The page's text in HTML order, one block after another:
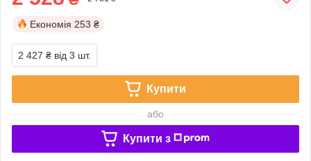
Економія 253 ₴
2 427 ₴ від 3 шт.
Купити
або
Купити з